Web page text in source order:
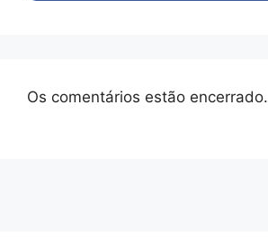
Os comentários estão encerrado.